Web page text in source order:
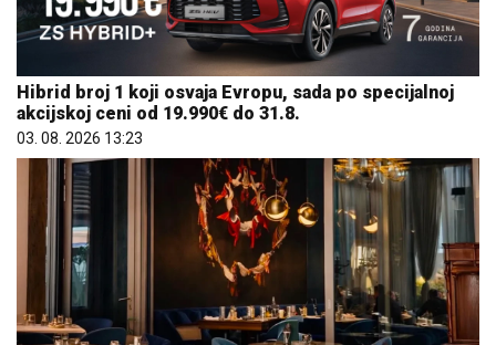
Hibrid broj 1 koji osvaja Evropu, sada po specijalnoj
akcijskoj ceni od 19.990€ do 31.8.
03. 08. 2026 13:23